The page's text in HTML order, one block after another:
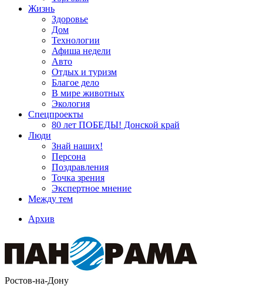
Жизнь
Здоровье
Дом
Технологии
Афиша недели
Авто
Отдых и туризм
Благое дело
В мире животных
Экология
Спецпроекты
80 лет ПОБЕДЫ! Донской край
Люди
Знай наших!
Персона
Поздравления
Точка зрения
Экспертное мнение
Между тем
Архив
Ростов-на-Дону